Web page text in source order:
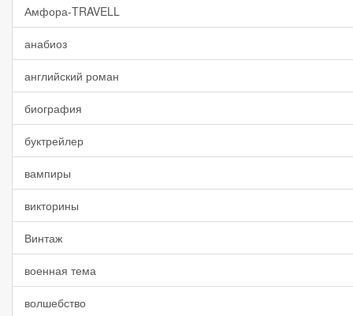
Амфора-TRAVELL
анабиоз
английский роман
биография
буктрейлер
вампиры
викторины
Винтаж
военная тема
волшебство